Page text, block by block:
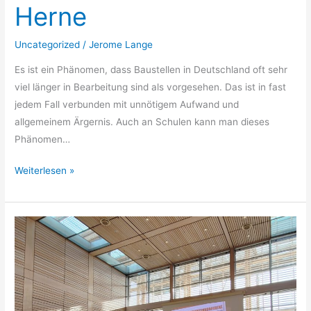
Herne
Uncategorized /Jerome Lange
Es ist ein Phänomen, dass Baustellen in Deutschland oft sehr
viel länger in Bearbeitung sind als vorgesehen. Das ist in fast
jedem Fall verbunden mit unnötigem Aufwand und
allgemeinem Ärgernis. Auch an Schulen kann man dieses
Phänomen…
Weiterlesen »
5.
Stadtdelegiertenkonferenz
der
SSV
Herne